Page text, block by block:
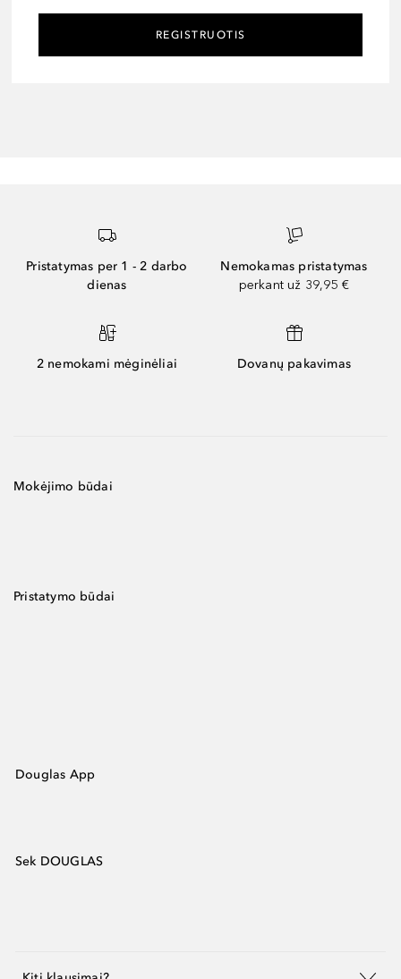
REGISTRUOTIS
Pristatymas per 1 - 2 darbo
dienas
Nemokamas pristatymas
perkant už 39,95 €
2 nemokami mėginėliai Dovanų pakavimas
Mokėjimo būdai
Pristatymo būdai
Douglas App
Sek DOUGLAS